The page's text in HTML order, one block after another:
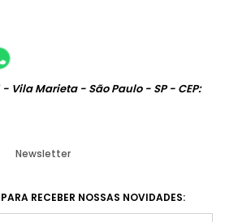
Vila Marieta - São Paulo - SP - CEP:
Newsletter
RECEBER NOSSAS NOVIDADES: